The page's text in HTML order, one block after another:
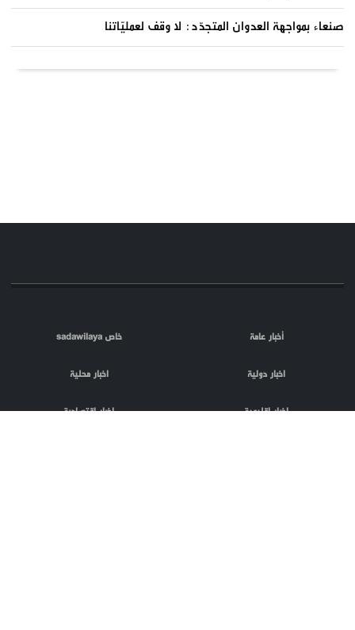
صنعاء بمواجهة العدوان المتجدّد: لا وقف لعمليّاتنا
أخبار عامة خاص sadawilaya
اخبار دولية اخبار محلية
اخبار اقليمية اخبار اقتصادية